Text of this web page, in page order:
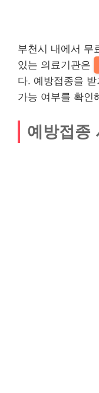
부천시 내에서 무
있는 의료기관은
다. 예방접종을 받
가능 여부를 확인
예방접종